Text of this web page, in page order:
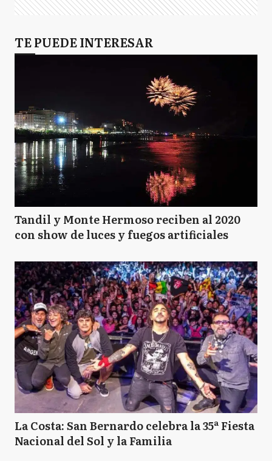
TE PUEDE INTERESAR
Tandil y Monte Hermoso reciben al 2020
con show de luces y fuegos artificiales
La Costa: San Bernardo celebra la 35ª Fiesta
Nacional del Sol y la Familia